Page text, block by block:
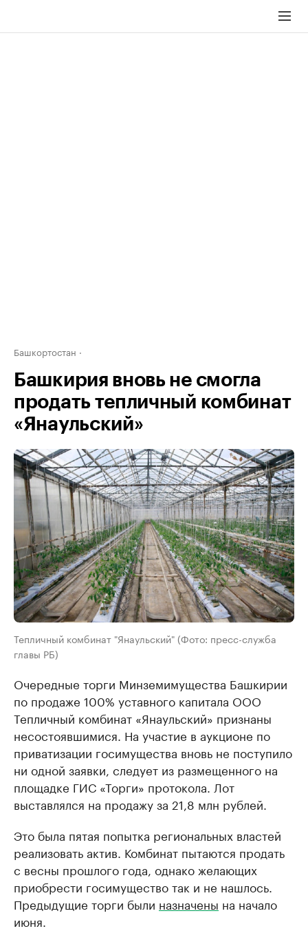
Башкортостан
Башкирия вновь не смогла
продать тепличный комбинат
«Янаульский»
Тепличный комбинат "Янаульский" (Фото: пресс-служба
главы РБ)
Очередные торги Минземимущества Башкирии
по продаже 100% уставного капитала ООО
Тепличный комбинат «Янаульский» признаны
несостоявшимися. На участие в аукционе по
приватизации госимущества вновь не поступило
ни одной заявки, следует из размещенного на
площадке ГИС «Торги» протокола. Лот
выставлялся на продажу за 21,8 млн рублей.
Это была пятая попытка региональных властей
реализовать актив. Комбинат пытаются продать
с весны прошлого года, однако желающих
приобрести госимущество так и не нашлось.
Предыдущие торги были назначены на начало
июня.